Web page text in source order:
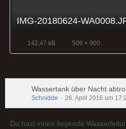
IMG-20180624-
142,47 kB 506 × 900
Wassertank über Nacht
Schnidde 26. April 2016 um
Du hast innen liegende